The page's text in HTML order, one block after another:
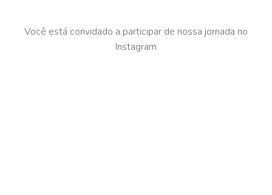
Você está convidado a participar de nossa jornada no
Instagram